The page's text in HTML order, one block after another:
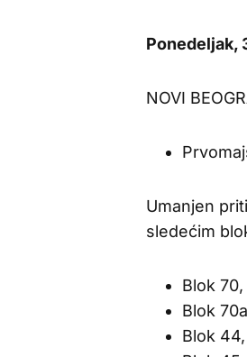
Ponedeljak,
NOVI
Umanjen
sledećim
Blok 70,
Blok
Blok 44,